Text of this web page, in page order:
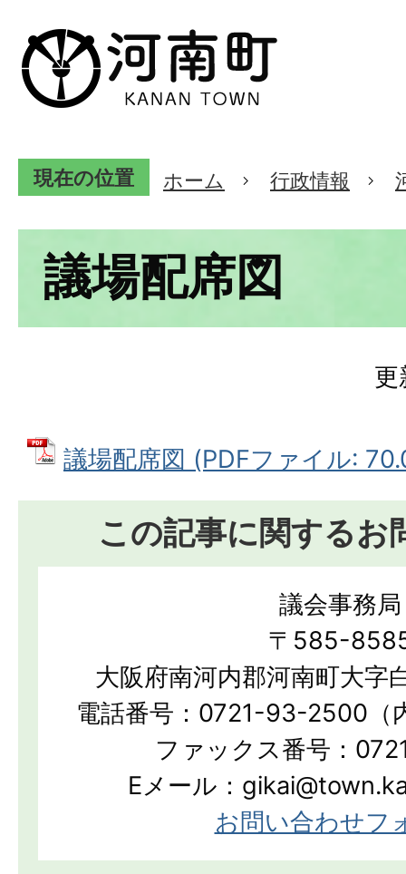
現在の位置 ホーム 行政情報
議場配席図
更
議場配席図 (PDFファイル:
この記事に関するお
議会事務局
〒585-
大阪府南河内郡河南町大字
電話番号：0721-93-2500（
ファックス番号：
Eメール：
お問い合わせフ